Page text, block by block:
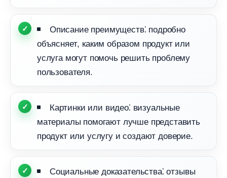
Описание преимуществ⁚ подробно
объясняет, каким образом продукт или
услуга могут помочь решить проблему
пользователя.​
Картинки или видео⁚ визуальные
материалы помогают лучше представить
продукт или услугу и создают доверие.​
Социальные доказательства⁚ отзывы